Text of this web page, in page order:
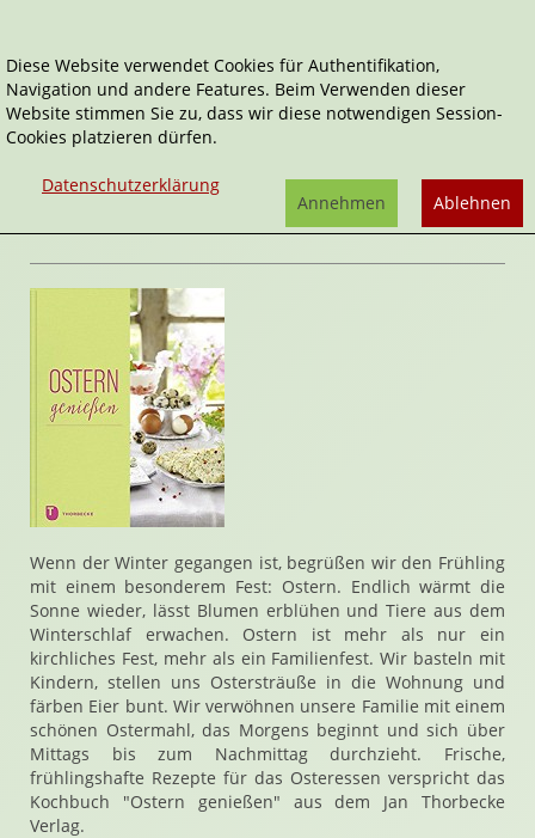
Home Sachbücher Ostern Ostern genießen
Ostern genießen
(Hrsg.)
Rezension von Janett Cernohuby | 09. Februar 2017
Wenn der Winter gegangen ist, begrüßen wir den Frühling
mit einem besonderem Fest: Ostern. Endlich wärmt die
Sonne wieder, lässt Blumen erblühen und Tiere aus dem
Winterschlaf erwachen. Ostern ist mehr als nur ein
kirchliches Fest, mehr als ein Familienfest. Wir basteln mit
Kindern, stellen uns Ostersträuße in die Wohnung und
färben Eier bunt. Wir verwöhnen unsere Familie mit einem
schönen Ostermahl, das Morgens beginnt und sich über
Mittags bis zum Nachmittag durchzieht. Frische,
frühlingshafte Rezepte für das Osteressen verspricht das
Kochbuch "Ostern genießen" aus dem Jan Thorbecke
Verlag.
Diese Website verwendet Cookies für Authentifikation,
Navigation und andere Features. Beim Verwenden dieser
Website stimmen Sie zu, dass wir diese notwendigen Session-
Cookies platzieren dürfen.
Datenschutzerklärung
Ablehnen
Annehmen